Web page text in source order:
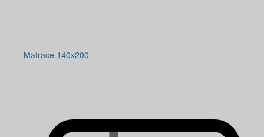
Matrace 140x200